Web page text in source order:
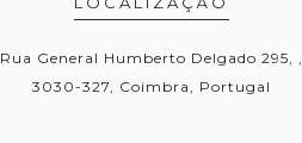
Rua General Humberto Delgado 295, ,
3030-327, Coimbra, Portugal